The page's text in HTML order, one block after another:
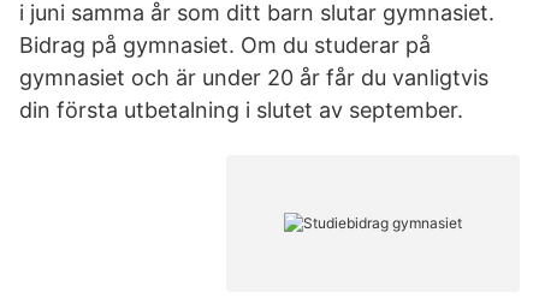
i juni samma år som ditt barn slutar gymnasiet.
Bidrag på gymnasiet. Om du studerar på
gymnasiet och är under 20 år får du vanligtvis
din första utbetalning i slutet av september.